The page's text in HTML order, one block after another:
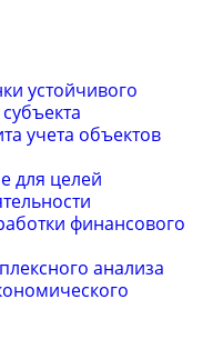
устойчивого
учета объектов
для целей
финансового
анализа